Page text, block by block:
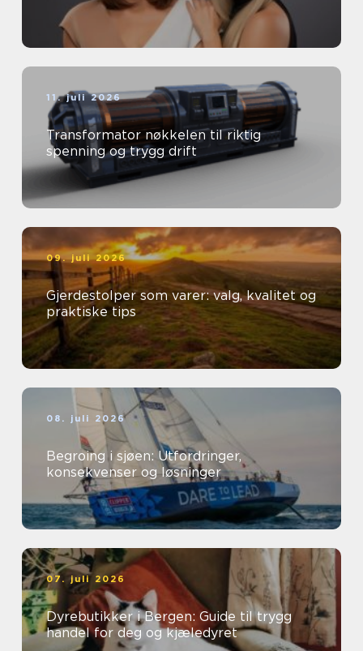
11. juli 2026
Transformator nøkkelen til riktig
spenning og trygg drift
09. juli 2026
Gjerdestolper som varer: valg, kvalitet og
praktiske tips
08. juli 2026
Begroing i sjøen: Utfordringer,
konsekvenser og løsninger
07. juli 2026
Dyrebutikker i Bergen: Guide til trygg
handel for deg og kjæledyret